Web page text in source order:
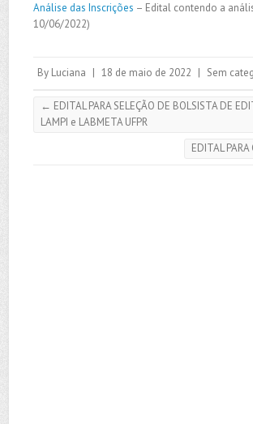
Análise das Inscrições – Edital contendo a
10/06/2022)
By Luciana | 18 de maio de 2022 | Sem
← EDITAL PARA SELEÇÃO DE BOLSISTA DE
LAMPI e LABMETA UFPR
EDITAL